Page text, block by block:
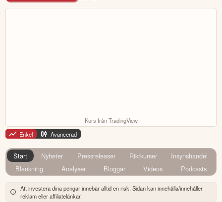
Kurs från TradingView
Enkel
Avancerad
Start Nyheter Pressreleaser Riktkurser
Insynshandel
Blankning
Analyser Bloggar Videos Podcasts
Att investera dina pengar innebär alltid en risk. Sidan kan innehålla/innehåller
reklam eller affiliatelänkar.